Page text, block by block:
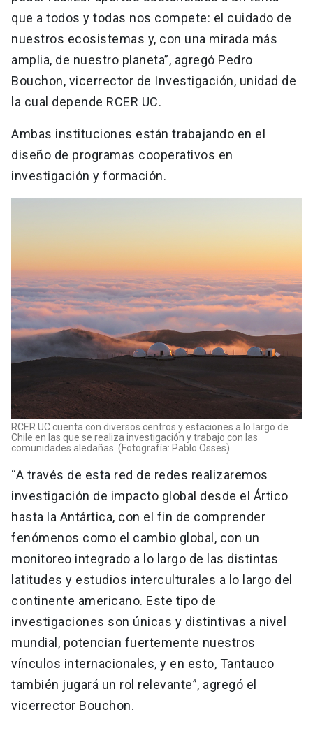
que a todos y todas nos compete: el cuidado de
nuestros ecosistemas y, con una mirada más
amplia, de nuestro planeta”, agregó Pedro
Bouchon, vicerrector de Investigación, unidad de
la cual depende RCER UC.
Ambas instituciones están trabajando en el
diseño de programas cooperativos en
investigación y formación.
RCER UC cuenta con diversos centros y estaciones a lo largo de
Chile en las que se realiza investigación y trabajo con las
comunidades aledañas. (Fotografía: Pablo Osses)
“A través de esta red de redes realizaremos
investigación de impacto global desde el Ártico
hasta la Antártica, con el fin de comprender
fenómenos como el cambio global, con un
monitoreo integrado a lo largo de las distintas
latitudes y estudios interculturales a lo largo del
continente americano. Este tipo de
investigaciones son únicas y distintivas a nivel
mundial, potencian fuertemente nuestros
vínculos internacionales, y en esto, Tantauco
también jugará un rol relevante”, agregó el
vicerrector Bouchon.